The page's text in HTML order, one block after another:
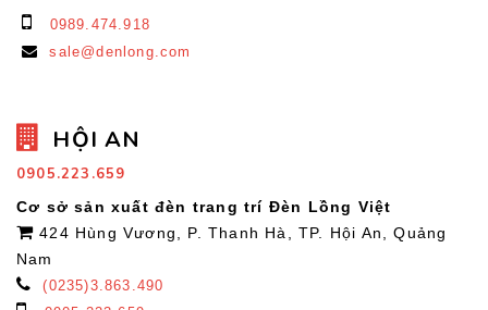
0989.474.918
sale@denlong.com
HỘI AN
0905.223.659
Cơ sở sản xuất đèn trang trí Đèn Lồng Việt
424 Hùng Vương, P. Thanh Hà, TP. Hội An, Quảng
Nam
(0235)3.863.490